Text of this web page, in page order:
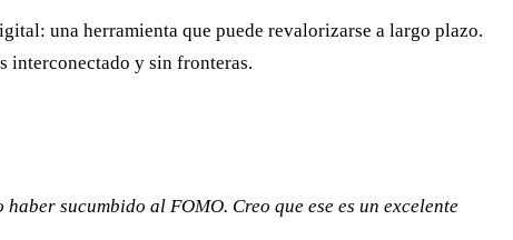
una herramienta que puede revalorizarse a largo plazo.
interconectado y sin fronteras.
sucumbido al FOMO. Creo que ese es un excelente